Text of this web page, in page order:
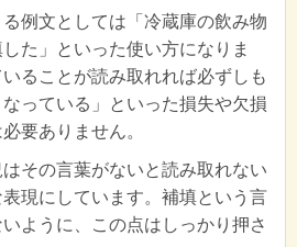
例文としては「冷蔵庫の飲み物
た」といった使い方になりま
ることが読み取れれば必ずしも
なっている」といった損失や欠損
要ありません。
その言葉がないと読み取れない
現にしています。補填という言
ように、この点はしっかり押さ